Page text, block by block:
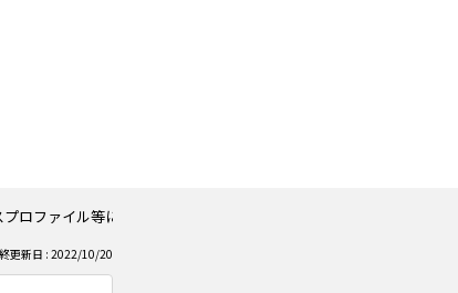
ロファイル等に入れません。
更新日 : 2022/10/20